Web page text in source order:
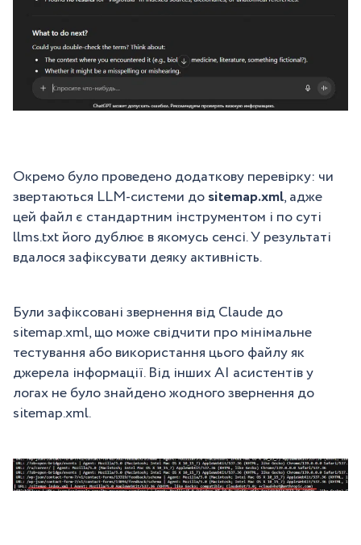
Окремо було проведено додаткову перевірку: чи
звертаються LLM-системи доsitemap.xml, адже
цей файл є стандартним інструментом і по суті
llms.txt його дублює в якомусь сенсі. У результаті
вдалося зафіксувати деяку активність.
Були зафіксовані звернення від Claude до
sitemap.xml, що може свідчити про мінімальне
тестування або використання цього файлу як
джерела інформації. Від інших АІ асистентів у
логах не було знайдено жодного звернення до
sitemap.xml.